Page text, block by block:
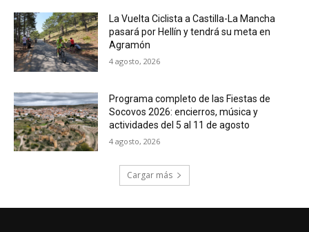
La Vuelta Ciclista a Castilla-La Mancha
pasará por Hellín y tendrá su meta en
Agramón
4 agosto, 2026
Programa completo de las Fiestas de
Socovos 2026: encierros, música y
actividades del 5 al 11 de agosto
4 agosto, 2026
Cargar más